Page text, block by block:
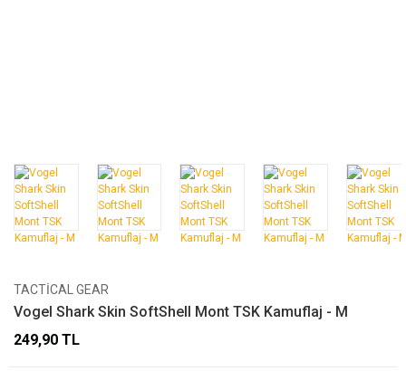
TACTICAL GEAR
Vogel Shark Skin SoftShell Mont TSK Kamuflaj - M
249,90 TL